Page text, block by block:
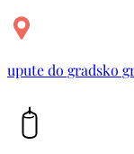
upute do gradsko